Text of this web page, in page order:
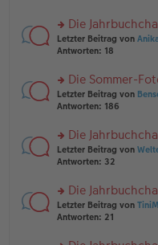
n
g
el
e
n
er
tr
a
g
rs
te
n
g
el
e
n
er
tr
a
g
Die
Letzter Beitrag von
Antworten: 18
rs
te
n
g
el
e
n
er
Die Sommer-
Letzter Beitrag von
Antworten: 186
rs
te
n
g
el
Die
Letzter Beitrag von
Antworten: 32
rs
te
Die
Letzter Beitrag von TiniM
Antworten: 21